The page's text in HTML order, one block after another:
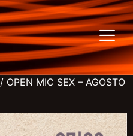
/ OPEN MIC SEX – AGOSTO